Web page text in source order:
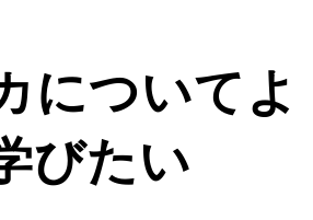
についてよ
びたい